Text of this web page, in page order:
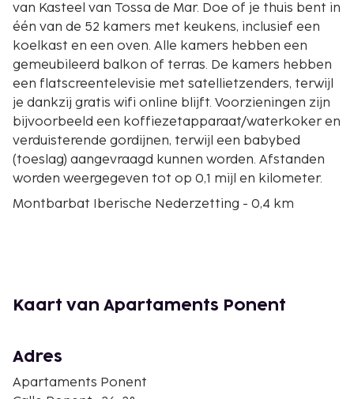
van Kasteel van Tossa de Mar. Doe of je thuis bent in
één van de 52 kamers met keukens, inclusief een
koelkast en een oven. Alle kamers hebben een
gemeubileerd balkon of terras. De kamers hebben
een flatscreentelevisie met satellietzenders, terwijl
je dankzij gratis wifi online blijft. Voorzieningen zijn
bijvoorbeeld een koffiezetapparaat/waterkoker en
verduisterende gordijnen, terwijl een babybed
(toeslag) aangevraagd kunnen worden. Afstanden
worden weergegeven tot op 0,1 mijl en kilometer.
Montbarbat Iberische Nederzetting - 0,4 km
Parochiekerk van Sant Roma - 0,7 km
Museu del Mar - 1 km
Gran Casino Costa Brava - 1 km
Water World - 1,4 km
Kaart van Apartaments Ponent
Adres
Apartaments Ponent